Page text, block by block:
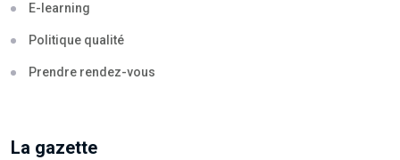
E-learning
Politique qualité
Prendre rendez-vous
La gazette